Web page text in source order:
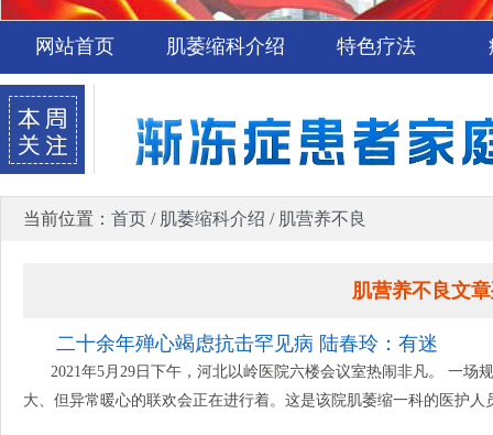
网站首页 肌萎缩科介绍 特色疗法
当前位置： 首页 / 肌萎缩科介绍 / 肌营养不良
肌营养不良文
二十余年殚心竭虑抗击罕见病 陆春玲：有迷
2021年5月29日下午，河北以岭医院六楼会议室热闹非凡。 一场
大、但异常暖心的联欢会正在进行着。这是该院肌萎缩一科的医护